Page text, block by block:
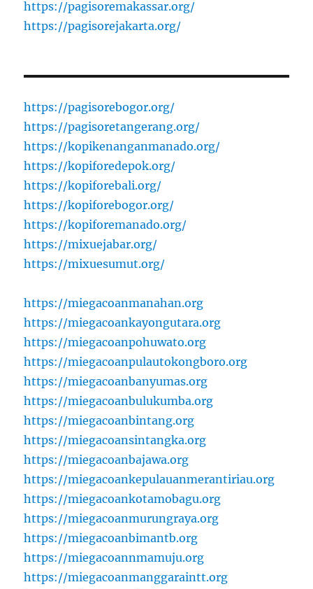
https://pagisoremakassar.org/
https://pagisorejakarta.org/
https://pagisorebogor.org/
https://pagisoretangerang.org/
https://kopikenanganmanado.org/
https://kopiforedepok.org/
https://kopiforebali.org/
https://kopiforebogor.org/
https://kopiforemanado.org/
https://mixuejabar.org/
https://mixuesumut.org/
https://miegacoanmanahan.org
https://miegacoankayongutara.org
https://miegacoanpohuwato.org
https://miegacoanpulautokongboro.org
https://miegacoanbanyumas.org
https://miegacoanbulukumba.org
https://miegacoanbintang.org
https://miegacoansintangka.org
https://miegacoanbajawa.org
https://miegacoankepulauanmerantiriau.org
https://miegacoankotamobagu.org
https://miegacoanmurungraya.org
https://miegacoanbimantb.org
https://miegacoannmamuju.org
https://miegacoanmanggaraintt.org